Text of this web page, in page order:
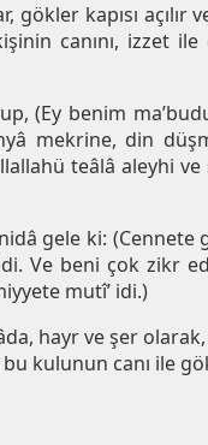
gökler kapısı
canını, izzet
(Ey benim
mekrine, din
teâlâ aleyhi
gele ki:
Ve beni çok zikr
mutî’ idi.)
hayr ve şer
kulunun canı ile